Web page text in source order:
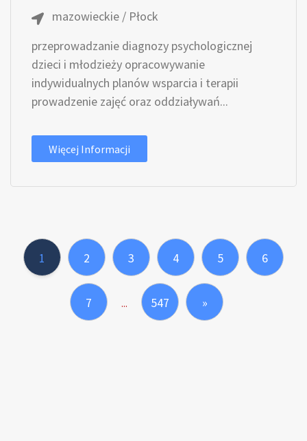
mazowieckie / Płock
przeprowadzanie diagnozy psychologicznej
dzieci i młodzieży opracowywanie
indywidualnych planów wsparcia i terapii
prowadzenie zajęć oraz oddziaływań...
Więcej Informacji
1 2 3 4 5 6
7 ... 547 »